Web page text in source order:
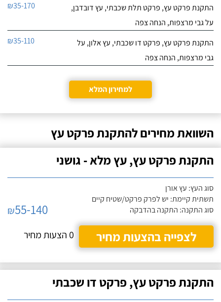
התקנת פרקט עץ, פרקט תלת שכבתי, עץ דובדבן,
על גבי מרצפות, הנחה צפה
₪35-170
התקנת פרקט עץ, פרקט דו שכבתי, עץ אלון, על
גבי מרצפות, הנחה צפה
₪35-110
למחירון המלא
השוואת מחירים להתקנת פרקט עץ
התקנת פרקט עץ, עץ מלא - גושני
סוג העץ: עץ אורן
תשתית קיימת: יש לפרק פרקט/שטיח קיים
סוג התקנה: התקנה בהדבקה
₪55-140
לצפייה בהצעות מחיר
0 הצעות מחיר
התקנת פרקט עץ, פרקט דו שכבתי